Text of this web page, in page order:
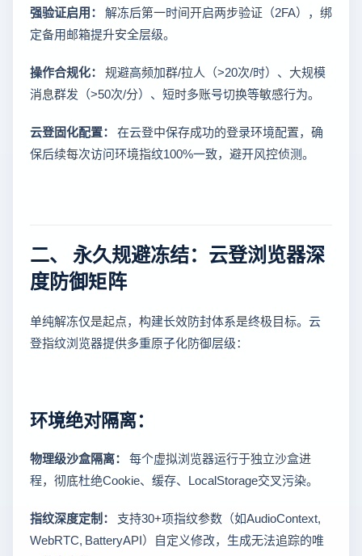
强验证启用： 解冻后第一时间开启两步验证（2FA），绑
定备用邮箱提升安全层级。
操作合规化： 规避高频加群/拉人（>20次/时）、大规模
消息群发（>50次/分）、短时多账号切换等敏感行为。
云登固化配置： 在云登中保存成功的登录环境配置，确
保后续每次访问环境指纹100%一致，避开风控侦测。
二、 永久规避冻结：云登浏览器深
度防御矩阵
单纯解冻仅是起点，构建长效防封体系是终极目标。云
登指纹浏览器提供多重原子化防御层级：
环境绝对隔离：
物理级沙盒隔离： 每个虚拟浏览器运行于独立沙盒进
程，彻底杜绝Cookie、缓存、LocalStorage交叉污染。
指纹深度定制：
支持30+项指纹参数（如AudioContext,
WebRTC, BatteryAPI）自定义修改，生成无法追踪的唯